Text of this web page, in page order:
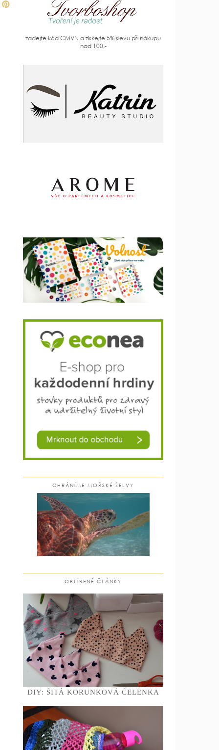
zadejte kód CMVN a získejte 5% slevu při nákupu
nad 100,-
CHRÁNÍME MOŘSKÉ ŽELVY
OBLÍBENÉ ČLÁNKY
DIY: ŠITÁ KORUNKOVÁ ČELENKA